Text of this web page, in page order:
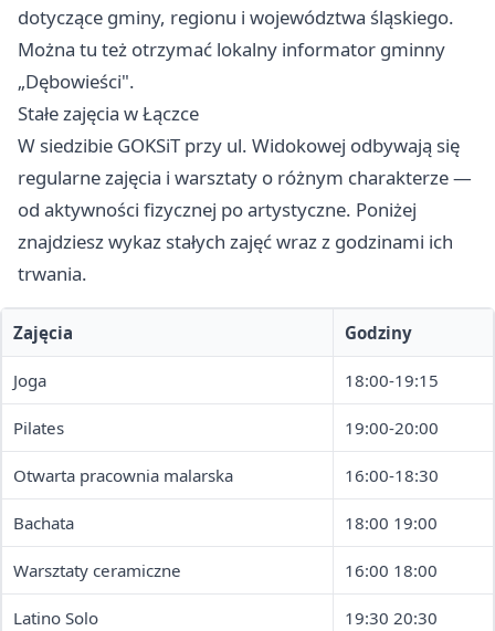
dotyczące gminy, regionu i województwa śląskiego.
Można tu też otrzymać lokalny informator gminny
„Dębowieści".
Stałe zajęcia w Łączce
W siedzibie GOKSiT przy ul. Widokowej odbywają się
regularne zajęcia i warsztaty o różnym charakterze —
od aktywności fizycznej po artystyczne. Poniżej
znajdziesz wykaz stałych zajęć wraz z godzinami ich
trwania.
Zajęcia Godziny
Joga 18:00-19:15
Pilates 19:00-20:00
Otwarta pracownia malarska 16:00-18:30
Bachata 18:00 19:00
Warsztaty ceramiczne 16:00 18:00
Latino Solo 19:30 20:30